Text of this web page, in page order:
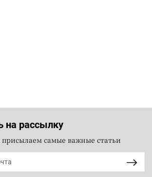
на рассылку
самые важные статьи